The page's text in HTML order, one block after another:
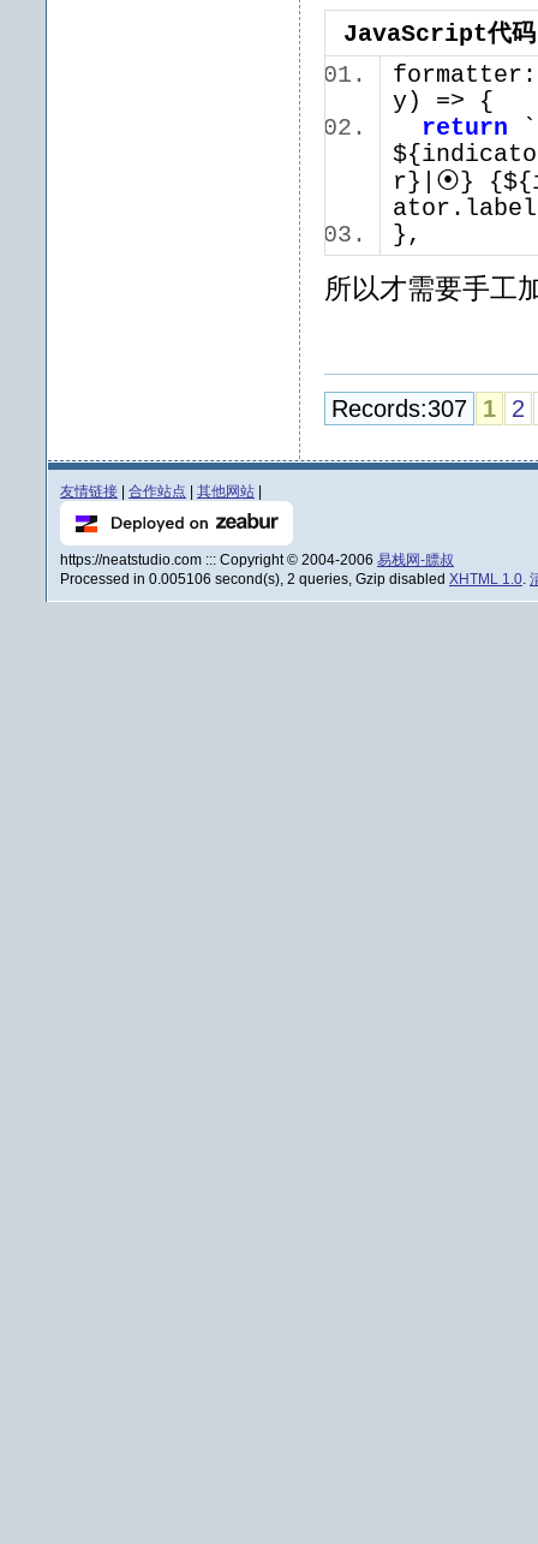
JavaScript代码
y) => {
return
r}|⦿}
},
所以才需要手工
Records:307 1 2
友情链接 合作站点 其他网站
https://neatstudio.com ::: Copyright © 2004-2006 易栈网-膘叔
Processed in 0.005106 second(s), 2 queries, Gzip disabled XHTML 1.0.